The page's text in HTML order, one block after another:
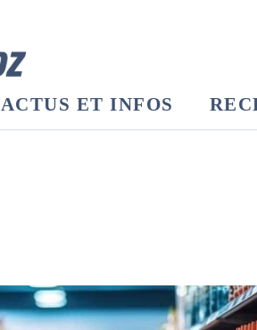
ACTUS ET INFOS